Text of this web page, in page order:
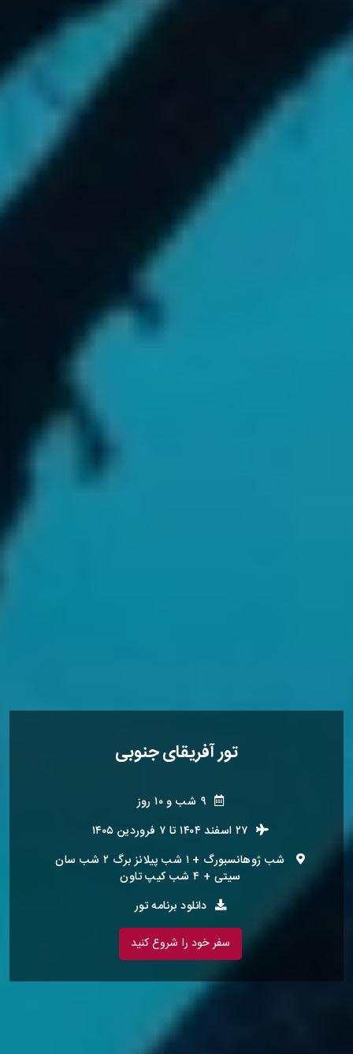
تور آفریقای جنوبی
۹ شب و ۱۰ روز
۲۷ اسفند ۱۴۰۴
تا ۷ فروردین ۱۴۰۵
شب ژوهانسبورگ + ۱ شب پیلانز برگ ۲ شب سان
سیتی + ۴ شب کیپ تاون
دانلود برنامه تور
سفر خود را شروع کنید